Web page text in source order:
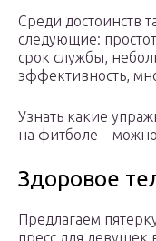
Среди достоинств
следующие:
срок службы,
эффективность,
Узнать какие
на фитболе – можно
Здоровое
Предлагаем
пресс для девушек